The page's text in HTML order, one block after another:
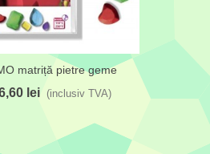
la lista de dorințe
matriță pietre geme
lei (inclusiv TVA)
Pastă